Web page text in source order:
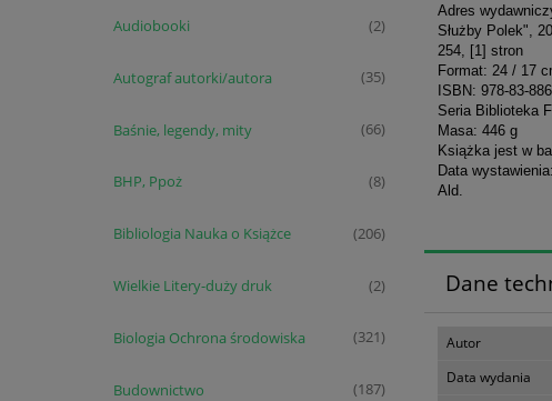
Audiobooki (2)
Autograf autorki/autora (35)
Baśnie, legendy, mity (66)
BHP, Ppoż (8)
Bibliologia Nauka o Książce (206)
Wielkie Litery-duży druk (2)
Biologia Ochrona środowiska (321)
Budownictwo (187)
Adres
Służby Polek",
254, [1] stron
Format: 24 / 17
ISBN: 978-83-
Seria Biblioteka
Masa: 446 g
Książka jest w
Data
Ald.
Dane
Autor
Data wydania